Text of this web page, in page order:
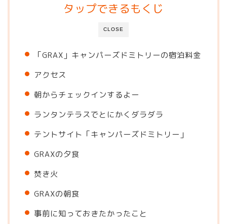
CLOSE
タップできるもくじ
「GRAX」キャンパーズドミトリーの宿泊料金
アクセス
朝からチェックインするよー
ランタンテラスでとにかくダラダラ
テントサイト「キャンパーズドミトリー」
GRAXの夕食
焚き火
GRAXの朝食
事前に知っておきたかったこと